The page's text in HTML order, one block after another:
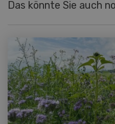
Das könnte Sie auch